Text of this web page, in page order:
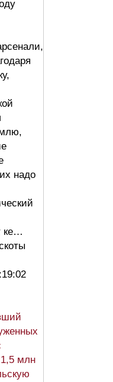
надо
ке…
млн